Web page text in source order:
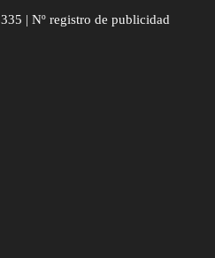
| Nº registro de publicidad